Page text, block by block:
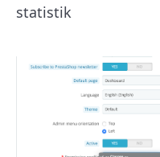
statistik